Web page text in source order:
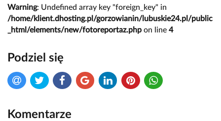
Warning: Undefined array key "foreign_key" in
/home/klient.dhosting.pl/gorzowianin/lubuskie24.pl/public
_html/elements/new/fotoreportaz.php on line 4
Podziel się
Komentarze